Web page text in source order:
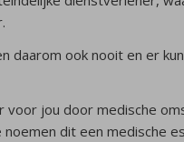
daarom ook nooit en er
jou door medische
noemen dit een medische